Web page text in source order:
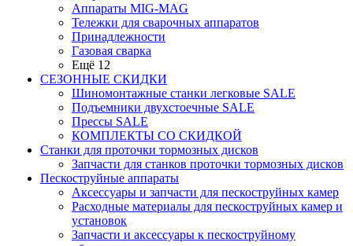
Аппараты MIG-MAG
Тележки для сварочных аппаратов
Принадлежности
Газовая сварка
Ещё 12
СЕЗОННЫЕ СКИДКИ
Шиномонтажные станки легковые SALE
Подъемники двухстоечные SALE
Прессы SALE
КОМПЛЕКТЫ СО СКИДКОЙ
Станки для проточки тормозных дисков
Запчасти для станков проточки тормозных дисков
Пескоструйные аппараты
Аксессуары и запчасти для пескоструйных камер
Расходные материалы для пескоструйных камер и
установок
Запчасти и аксессуары к пескоструйному